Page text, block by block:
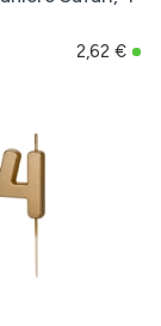
2,62 €